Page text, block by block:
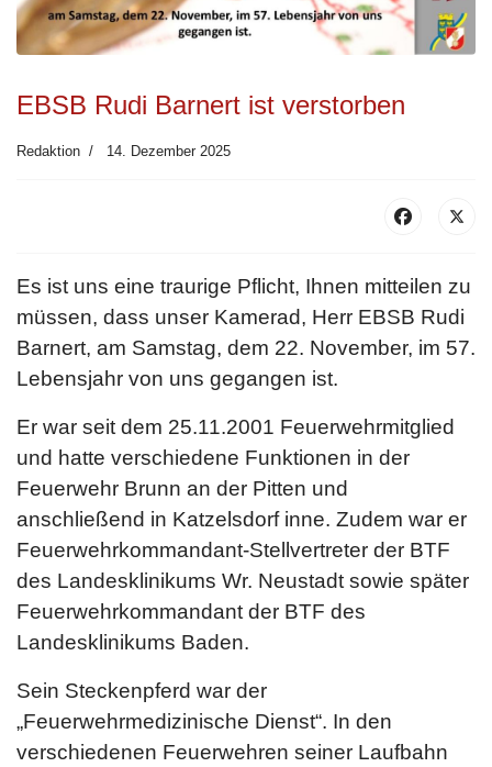
EBSB Rudi Barnert ist verstorben
Redaktion 14. Dezember 2025
Es ist uns eine traurige Pflicht, Ihnen mitteilen zu
müssen, dass unser Kamerad, Herr EBSB Rudi
Barnert, am Samstag, dem 22. November, im 57.
Lebensjahr von uns gegangen ist.
Er war seit dem 25.11.2001 Feuerwehrmitglied
und hatte verschiedene Funktionen in der
Feuerwehr Brunn an der Pitten und
anschließend in Katzelsdorf inne. Zudem war er
Feuerwehrkommandant-Stellvertreter der BTF
des Landesklinikums Wr. Neustadt sowie später
Feuerwehrkommandant der BTF des
Landesklinikums Baden.
Sein Steckenpferd war der
„Feuerwehrmedizinische Dienst“. In den
verschiedenen Feuerwehren seiner Laufbahn